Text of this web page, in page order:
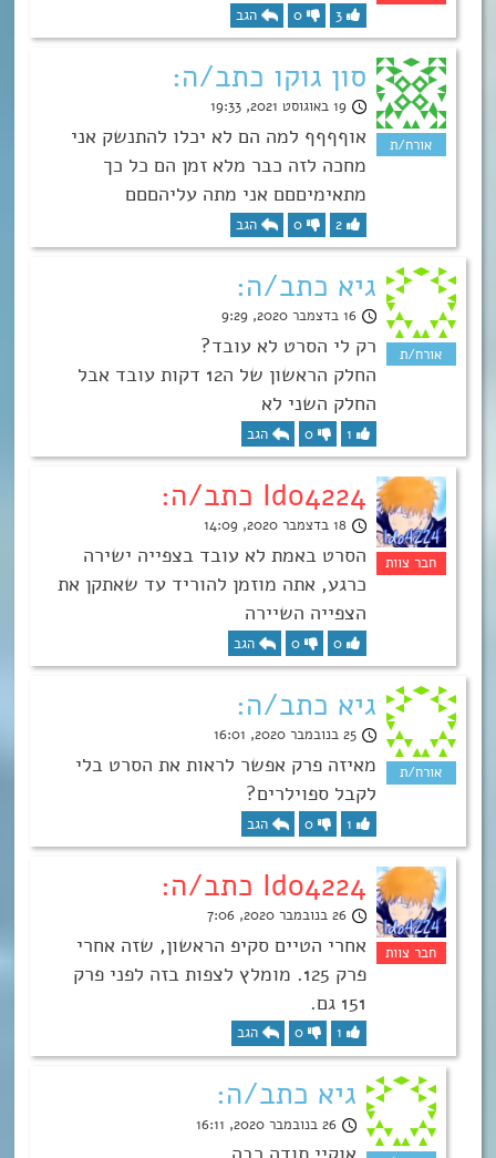
3
0 הגב
סון גוקו כתב/ה:
19 באוגוסט 2021, 19:33
אוףףףף למה הם לא יכלו להתנשק אני
מחכה לזה כבר מלא זמן הם כל כך
מתאימיםםם אני מתה עליהםםם
2
0 הגב
גיא כתב/ה:
16 בדצמבר 2020, 9:29
רק לי הסרט לא עובד?
החלק הראשון של ה12 דקות עובד אבל
החלק השני לא
1
0 הגב
Ido4224 כתב/ה:
18 בדצמבר 2020, 14:09
הסרט באמת לא עובד בצפייה ישירה
כרגע, אתה מוזמן להוריד עד שאתקן את
הצפייה השיירה
0
0 הגב
גיא כתב/ה:
25 בנובמבר 2020, 16:01
מאיזה פרק אפשר לראות את הסרט בלי
לקבל ספוילרים?
1
0 הגב
Ido4224 כתב/ה:
26 בנובמבר 2020, 7:06
אחרי הטיים סקיפ הראשון, שזה אחרי
פרק 125. מומלץ לצפות בזה לפני פרק
151 גם.
1
0 הגב
גיא כתב/ה:
26 בנובמבר 2020, 16:11